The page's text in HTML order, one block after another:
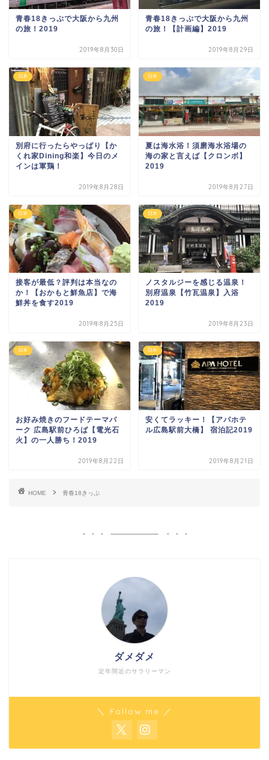
青春18きっぷで大阪から九州
の旅！2019
2019年8月30日
青春18きっぷで大阪から九州
の旅！【計画編】2019
2019年8月29日
日本
別府に行ったらやっぱり【か
くれ家Dining和楽】今日のメ
インは軍鶏！
2019年8月28日
日本
夏は海水浴！須磨海水浴場の
海の家と言えば【クロンボ】
2019
2019年8月27日
日本
接客が最低？評判は本当なの
か！【おかもと鮮魚店】で海
鮮丼を食す2019
2019年8月25日
日本
ノスタルジーを感じる温泉！
別府温泉【竹瓦温泉】入浴
2019
2019年8月23日
日本
お好み焼きのフードテーマパ
ーク 広島駅前ひろば【電光石
火】の一人勝ち！2019
2019年8月22日
日本
安くてラッキー！【アパホテ
ル広島駅前大橋】 宿泊記2019
2019年8月21日
HOME 青春18きっぷ
定年間近のサラリーマン
ダメダメ
＼ Follow me ／